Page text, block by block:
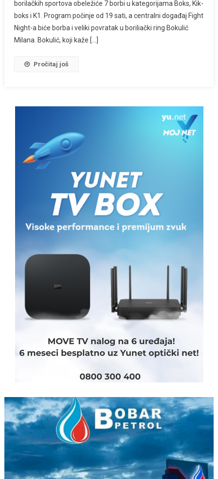
borilačkih sportova obeležiće 7 borbi u kategorijama Boks, Kik-
boks i K1. Program počinje od 19 sati, a centralni događaj Fight
Night-a biće borba i veliki povratak u boriliački ring Bokulić
Milana. Bokulić, koji kaže […]
Pročitaj još